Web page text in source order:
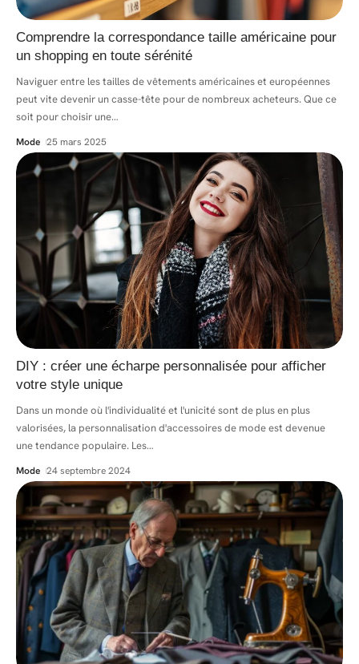
Comprendre la correspondance taille américaine pour
un shopping en toute sérénité
Naviguer entre les tailles de vêtements américaines et européennes
peut vite devenir un casse-tête pour de nombreux acheteurs. Que ce
soit pour choisir une…
Mode 25 mars 2025
DIY : créer une écharpe personnalisée pour afficher
votre style unique
Dans un monde où l'individualité et l'unicité sont de plus en plus
valorisées, la personnalisation d'accessoires de mode est devenue
une tendance populaire. Les…
Mode 24 septembre 2024